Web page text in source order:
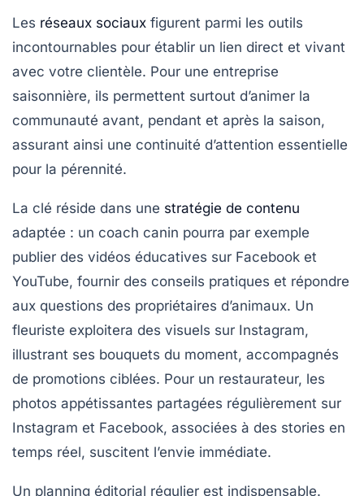
Les réseaux sociaux figurent parmi les outils
incontournables pour établir un lien direct et vivant
avec votre clientèle. Pour une entreprise
saisonnière, ils permettent surtout d’animer la
communauté avant, pendant et après la saison,
assurant ainsi une continuité d’attention essentielle
pour la pérennité.
La clé réside dans une stratégie de contenu
adaptée : un coach canin pourra par exemple
publier des vidéos éducatives sur Facebook et
YouTube, fournir des conseils pratiques et répondre
aux questions des propriétaires d’animaux. Un
fleuriste exploitera des visuels sur Instagram,
illustrant ses bouquets du moment, accompagnés
de promotions ciblées. Pour un restaurateur, les
photos appétissantes partagées régulièrement sur
Instagram et Facebook, associées à des stories en
temps réel, suscitent l’envie immédiate.
Un planning éditorial régulier est indispensable.